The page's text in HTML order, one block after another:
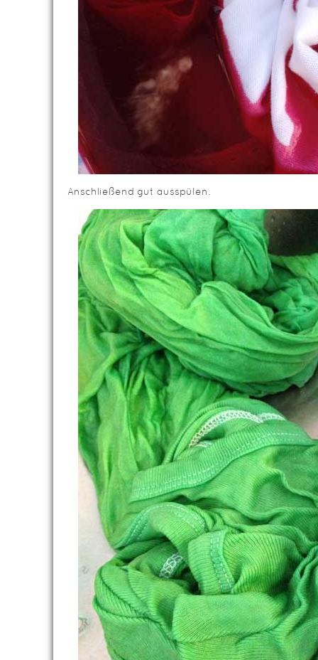
Anschließend gut ausspülen.